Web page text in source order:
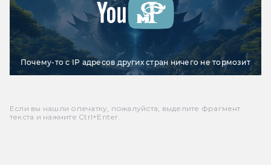
Почему-то с IP адресов других стран ничего не тормозит
Если вы нашли опечатку, пожалуйста, выделите фрагмент
текста и нажмите Ctrl+Enter.